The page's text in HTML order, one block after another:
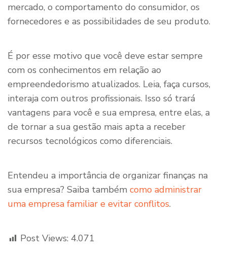
mercado, o comportamento do consumidor, os
fornecedores e as possibilidades de seu produto.
É por esse motivo que você deve estar sempre
com os conhecimentos em relação ao
empreendedorismo atualizados. Leia, faça cursos,
interaja com outros profissionais. Isso só trará
vantagens para você e sua empresa, entre elas, a
de tornar a sua gestão mais apta a receber
recursos tecnológicos como diferenciais.
Entendeu a importância de organizar finanças na
sua empresa? Saiba também como administrar
uma empresa familiar e evitar conflitos.
Post Views: 4.071